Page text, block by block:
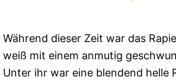
Während dieser Zeit war das
weiß mit einem anmutig
Unter ihr war eine blendend helle